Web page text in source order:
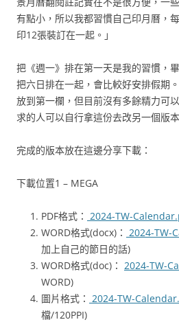
有點小，所以我都習慣自己印月曆，
印12張裝訂在一起。」
把《週一》排在第一天是我的習慣，
把六日排在一起，會比較好安排假期
放到第一欄，但目前沒有多餘精力可
求的人可以自行拿這份去改另一個版本
完成的版本放在這邊分享下載：
下載位置1 – MEGA
PDF格式： 2024-TW-
WORD格式(docx)： 2024-TW-
加上自己的節日的話)
WORD格式(doc)： 2024-TW-
WORD)
圖片格式： 2024-TW-
檔/120PPI)